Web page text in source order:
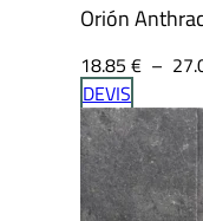
Orión
18.85 € –
DEVIS